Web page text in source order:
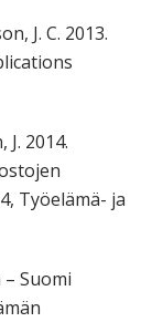
J. C. 2013.
J. 2014.
Työelämä- ja
Suomi